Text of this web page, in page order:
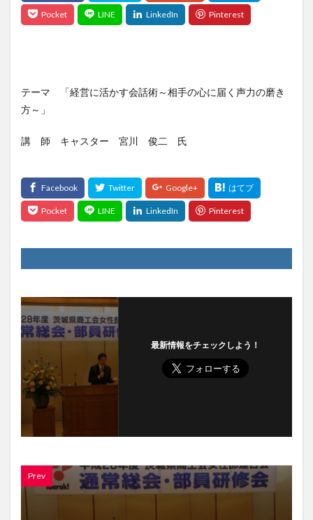
テーマ 「経営に活かす会話術～相手の心に届く声力の磨き
方～」
講 師 キャスター 宮川 俊二 氏
最新情報をチェックしよう！
Prev